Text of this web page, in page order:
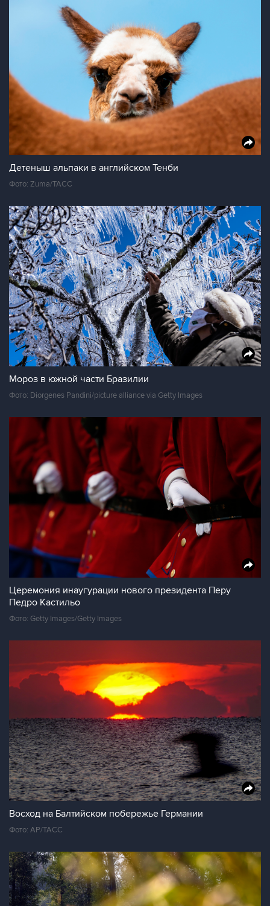
Детеныш альпаки в английском Тенби
Фото: Zuma/ТАСС
Мороз в южной части Бразилии
Фото: Diorgenes Pandini/picture alliance via Getty Images
Церемония инаугурации нового президента Перу
Педро Кастильо
Фото: Getty Images/Getty Images
Восход на Балтийском побережье Германии
Фото: AP/ТАСС